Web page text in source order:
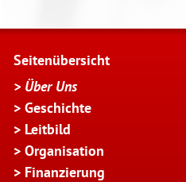
Seitenübersicht
> Über Uns
> Geschichte
> Leitbild
> Organisation
> Finanzierung